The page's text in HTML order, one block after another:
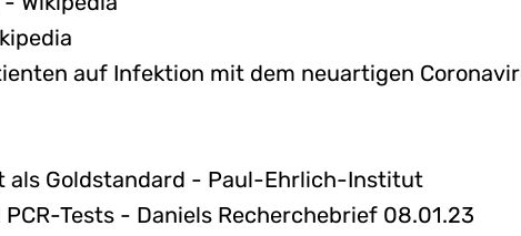
auf Infektion mit dem neuartigen
als Gold­stan­dard - Paul-Ehrlich-Institut
Tests - Daniels Recherchebrief 08.01.23